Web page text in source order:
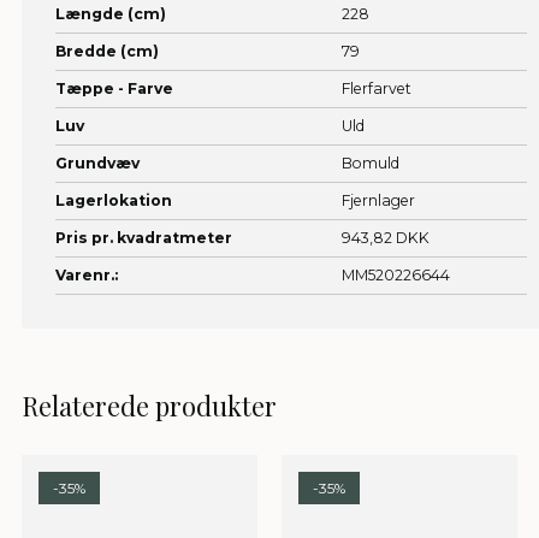
Længde (cm) 228
Bredde (cm) 79
Tæppe - Farve Flerfarvet
Luv Uld
Grundvæv Bomuld
Lagerlokation Fjernlager
Pris pr. kvadratmeter 943,82 DKK
Varenr.: MM520226644
Relaterede produkter
-35% -35%